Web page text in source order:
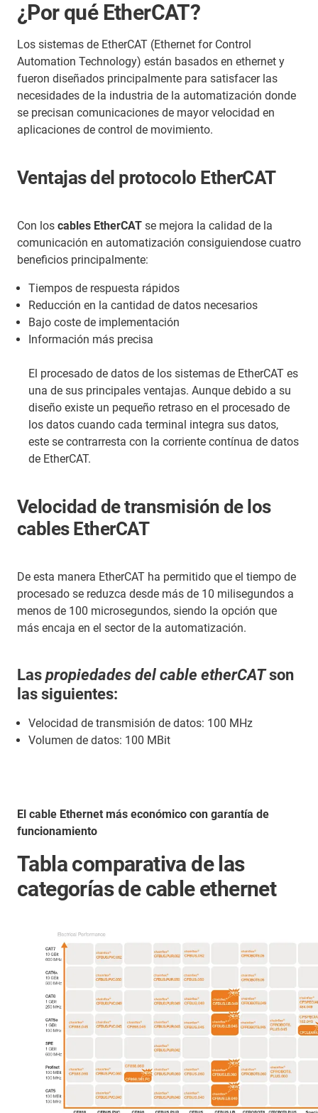
¿Por qué EtherCAT?
Los sistemas de EtherCAT (Ethernet for Control
Automation Technology) están basados en ethernet y
fueron diseñados principalmente para satisfacer las
necesidades de la industria de la automatización donde
se precisan comunicaciones de mayor velocidad en
aplicaciones de control de movimiento.
Ventajas del protocolo EtherCAT
Con los cables EtherCAT se mejora la calidad de la
comunicación en automatización consiguiendose cuatro
beneficios principalmente:
Tiempos de respuesta rápidos
Reducción en la cantidad de datos necesarios
Bajo coste de implementación
Información más precisa
El procesado de datos de los sistemas de EtherCAT es
una de sus principales ventajas. Aunque debido a su
diseño existe un pequeño retraso en el procesado de
los datos cuando cada terminal integra sus datos,
este se contrarresta con la corriente contínua de datos
de EtherCAT.
Velocidad de transmisión de los
cables EtherCAT
De esta manera EtherCAT ha permitido que el tiempo de
procesado se reduzca desde más de 10 milisegundos a
menos de 100 microsegundos, siendo la opción que
más encaja en el sector de la automatización.
Las propiedades del cable etherCATson
las siguientes:
Velocidad de transmisión de datos: 100 MHz
Volumen de datos: 100 MBit
El cable Ethernet más económico con garantía de
funcionamiento
Tabla comparativa de las
categorías de cable ethernet